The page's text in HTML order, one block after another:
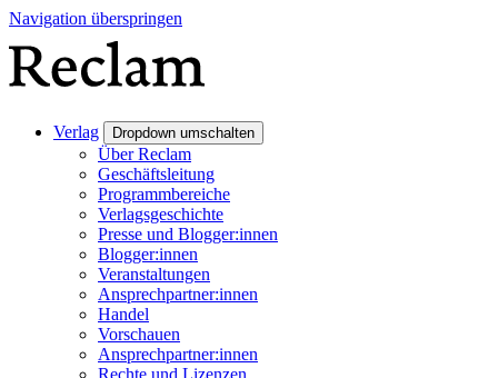
Navigation überspringen
Verlag Dropdown umschalten
Über Reclam
Geschäftsleitung
Programmbereiche
Verlagsgeschichte
Presse und Blogger:innen
Blogger:innen
Veranstaltungen
Ansprechpartner:innen
Handel
Vorschauen
Ansprechpartner:innen
Rechte und Lizenzen